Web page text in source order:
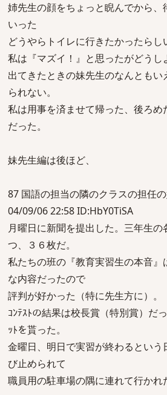
姉先生の顔をちょっと睨んでから、
いった
どうやらトイレに行きたかったらし
私は『マズイ！』と思ったがどうし
出てきたときの妹先生のなんとも
られない。
私は用事を済ませて帰った、後ろめ
だった。
妹先生編は後ほど、
87 国語の担当の隣のクラスの担任
04/09/06 22:58 ID:HbY0TiSA
月曜日に新聞を提出した。三年生
つ、３６枚だ。
私たちの班の『教育実習生の本音』
な内容だったので
評判が好かった（特に先生方に）。
ｺﾝﾃｽﾄの結果は校長賞（特別賞）だ
ｯﾄを貰った。
金曜日、明日で実習が終わるとい
び止められて
職員用の駐車場の隅に連れて行かれ